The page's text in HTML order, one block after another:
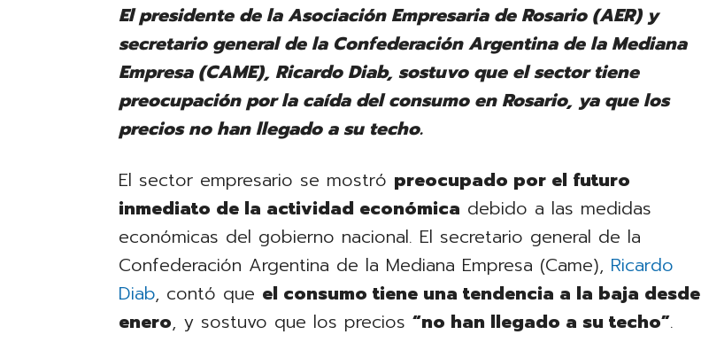
El presidente de la Asociación Empresaria de Rosario (AER) y
secretario general de la Confederación Argentina de la Mediana
Empresa (CAME), Ricardo Diab, sostuvo que el sector tiene
preocupación por la caída del consumo en Rosario, ya que los
precios no han llegado a su techo.
El sector empresario se mostró preocupado por el futuro
inmediato de la actividad económica debido a las medidas
económicas del gobierno nacional. El secretario general de la
Confederación Argentina de la Mediana Empresa (Came), Ricardo
Diab, contó que el consumo tiene una tendencia a la baja desde
enero, y sostuvo que los precios“no han llegado a su techo”.